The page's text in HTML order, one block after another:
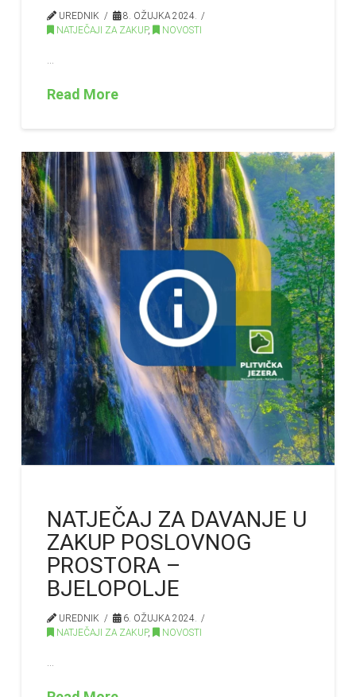
UREDNIK
8. OŽUJKA 2024.
NATJEČAJI ZA ZAKUP, NOVOSTI
…
Read More
NATJEČAJ ZA DAVANJE U
ZAKUP POSLOVNOG
PROSTORA –
BJELOPOLJE
UREDNIK
6. OŽUJKA 2024.
NATJEČAJI ZA ZAKUP, NOVOSTI
…